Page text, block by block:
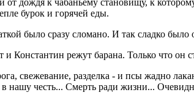
от дождя к чабаньему становищу, к
бурок и горячей еды.
было сразу сломано. И так сладко было
Константин режут барана. Только что он
свежевание, разделка - и псы жадно
в нашу честь... Смерть ради жизни...